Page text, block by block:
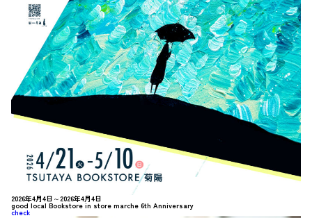
2026年4月4日～2026年4月4日
good local Bookstore in store marche 6th Anniversary
check